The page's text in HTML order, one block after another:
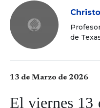
de
13 de Marzo de 2026
El viernes 13